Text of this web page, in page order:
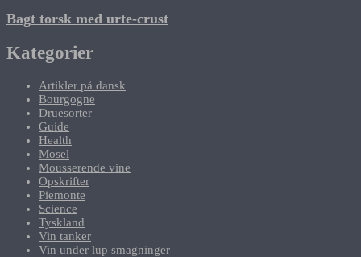
Bagt torsk med urte-crust
Kategorier
Artikler på dansk
Bourgogne
Druesorter
Guide
Health
Mosel
Mousserende vine
Opskrifter
Piemonte
Science
Tyskland
Vin tanker
Vin under lup smagninger